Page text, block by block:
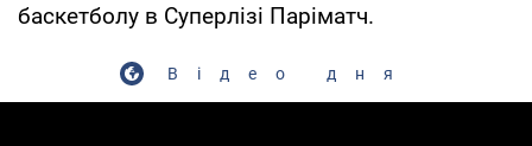
баскетболу в Суперлізі Паріматч.
Відео дня